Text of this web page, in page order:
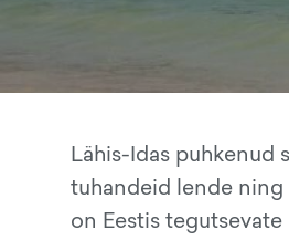
Lähis-Idas
tuhandeid lende ning
on Eestis